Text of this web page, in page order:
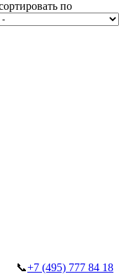
📞+7 (495) 777 84 18
по